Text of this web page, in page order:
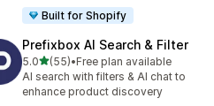
Built for Shopify
Prefixbox AI Search & Filter
5.0เต็ม 5 ดาว
(55)
ทั้งหมด 55 รีวิว
•Free plan available
AI search with filters & AI chat to
enhance product discovery